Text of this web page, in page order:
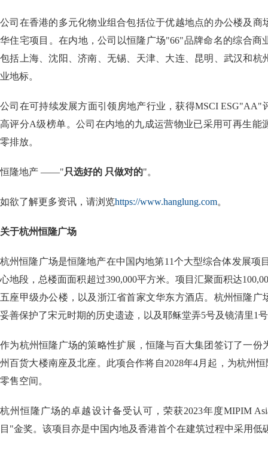
公司在香港的多元化物业组合包括位于优越地点的办公楼及商
华住宅项目。在内地，公司以恒隆广场"66"品牌命名的综合商
包括上海、沈阳、济南、无锡、天津、大连、昆明、武汉和杭
业地标。
公司在可持续发展方面引领房地产行业，获得MSCI ESG"AA"
高评分A级榜单。公司在内地的九成运营物业已采用可再生能
零排放。
恒隆地产 ——"只选好的 只做对的"。
如欲了解更多资讯，请浏览https://www.hanglung.com。
关于杭州恒隆广场
杭州恒隆广场是恒隆地产在中国内地第11个大型综合体发展项
心地段，总楼面面积超过390,000平方米。项目汇聚面积达
五座甲级办公楼，以及浙江省首家文华东方酒店。杭州恒隆广
妥善保护了宋元时期的历史遗迹，以及耶稣堂弄5号及镜清里1
作为杭州恒隆广场的策略性扩展，恒隆与百大集团签订了一份
州百货大楼南座及北座。此项合作将自2028年4月起，为杭州
零售空间。
杭州恒隆广场的卓越设计备受认可，荣获2023年度MIPIM
目"金奖。该项目亦是中国内地及香港首个在建筑过程中采用低